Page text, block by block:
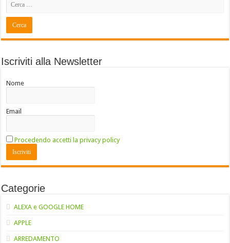
Iscriviti alla Newsletter
Nome
Email
Procedendo accetti la privacy policy
Categorie
ALEXA e GOOGLE HOME
APPLE
ARREDAMENTO